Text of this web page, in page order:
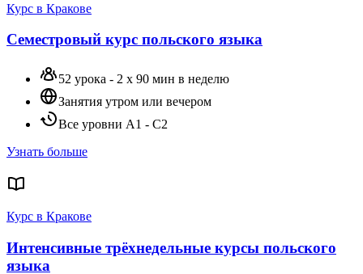
Курс в Кракове
Семестровый курс польского языка
52 урока - 2 х 90 мин в неделю
Занятия утром или вечером
Все уровни A1 - C2
Узнать больше
Курс в Кракове
Интенсивные трёхнедельные курсы польского
языка